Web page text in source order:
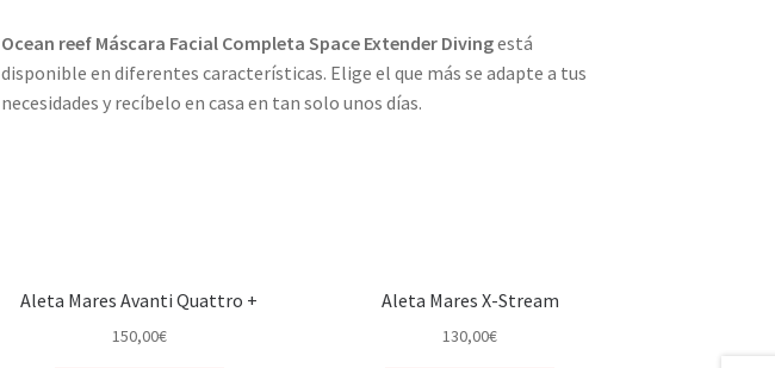
Ocean reef Máscara Facial Completa Space Extender Divingestá
disponible en diferentes características. Elige el que más se adapte a tus
necesidades y recíbelo en casa en tan solo unos días.
Aleta Mares Avanti Quattro +
150,00€
Aleta Mares X-Stream
130,00€